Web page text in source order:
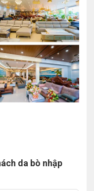
da bò nhập